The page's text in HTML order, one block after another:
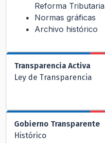
Reforma Tributaria
Normas gráficas
Archivo histórico
Transparencia Activa
Ley de Transparencia
Gobierno Transparente
Histórico